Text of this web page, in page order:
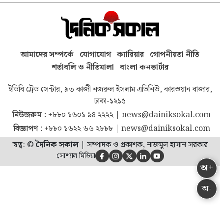
অ-
অ+
আমাদের সম্পর্কে যোগাযোগ ক্যারিয়ার গোপনীয়তা নীতি
শর্তাবলি ও নীতিমালা বাংলা কনভার্টার
ইডিবি ট্রেড সেন্টার, ৯৩ কাজী নজরুল ইসলাম এভিনিউ, কারওয়ান বাজার,
ঢাকা-১২১৫
নিউজরুম : +৮৮০ ১৬০১ ৯৪ ২২২২| news@dainiksokal.com
বিজ্ঞাপণ : +৮৮০ ১৬২২ ৬৬ ২৮৮৮| news@dainiksokal.com
স্বত্ব: ©দৈনিক সকাল| সম্পাদক ও প্রকাশক, নাজমুল হাসান সরকার
সোশ্যাল মিডিয়া     